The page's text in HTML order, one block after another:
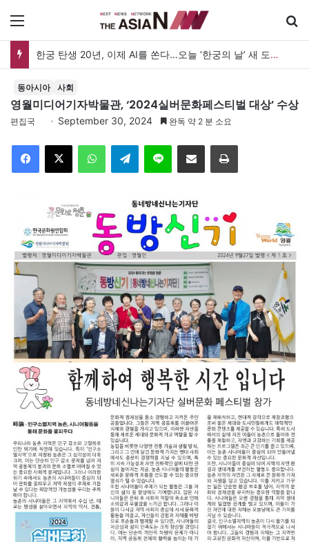
한궁 탄생 20년, 이제 AI를 쏜다…오늘 ‘한궁의 날’ 새 도약 선언
동아시아 사회
영월미디어기자박물관, ‘2024실버문화페스티벌 대상’ 수상
편집국 September 30, 2024 완독 약 2 분 소요
Telegram 이메일